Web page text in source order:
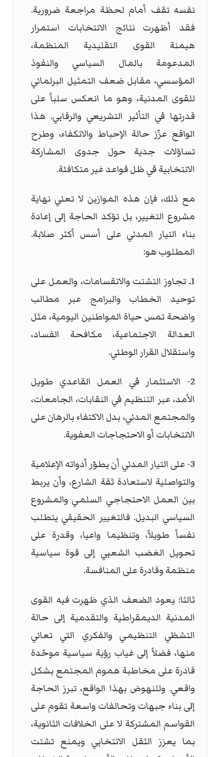
نفسه تقف أمام لحظة مراجعة ضرورية.
فقد أظهرت نتائج الانتخابات استمرار
هيمنة القوى التقليدية المنظمة،
المدعومة بالمال السياسي والنفوذ
المؤسسي، مقابل ضعف التمثيل البرلماني
للقوى المدنية، وهو ما انعكس سلباً على
قدرتها في التأثير التشريعي والرقابي. هذا
الواقع عزّز حالة الإحباط والانكفاء، وطرح
تساؤلات جدية حول جدوى المشاركة
الانتخابية في ظل قواعد غير متكافئة.
مع ذلك، فإن هذه الموازين لا تعني نهاية
مشروع التغيير، بل تؤكد الحاجة إلى إعادة
بناء التيار المدني على أسس أكثر صلابة.
المطلوب هو:
1ـ تجاوز التشتت والانقسامات، والعمل على
توحيد الخطاب والبرامج عبر مطالب
واضحة تمس حياة المواطنين اليومية، مثل
العدالة الاجتماعية، مكافحة الفساد،
واستقلال القرار الوطني.
2- الاستثمار في العمل القاعدي طويل
الأمد، عبر التنظيم في النقابات، الجامعات،
والمجتمع المدني، بدل الاكتفاء بالرهان على
الانتخابات أو الاحتجاجات العفوية.
3- على التيار المدني أن يطوّر أدواته الإعلامية
والتواصلية لاستعادة ثقة الشارع، وأن يربط
بين العمل الاحتجاجي السلمي والمشروع
السياسي البديل. فالتغيير الحقيقي يتطلب
نفساً طويلاً، وتنظيما واعيا، وقدرة على
تحويل الغضب الشعبي إلى قوة سياسية
منظمة وقادرة على المنافسة.
ثالثا: يعود الضعف الذي ظهرت فيه القوى
المدنية الديمقراطية والتقدمية إلى حالة
التشظي التنظيمي والفكري التي تعاني
منها، فضلاً إلى غياب رؤية سياسية موحّدة
قادرة على مخاطبة هموم المجتمع بشكل
واقعي. وللنهوض بهذا الواقع، تبرز الحاجة
إلى بناء جبهات وتحالفات واسعة تقوم على
القواسم المشتركة لا على الخلافات الثانوية،
بما يعزز الثقل الانتخابي ويمنع تشتت